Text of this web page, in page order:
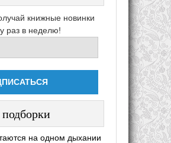
книжные новинки
раз в неделю!
на одном дыхании